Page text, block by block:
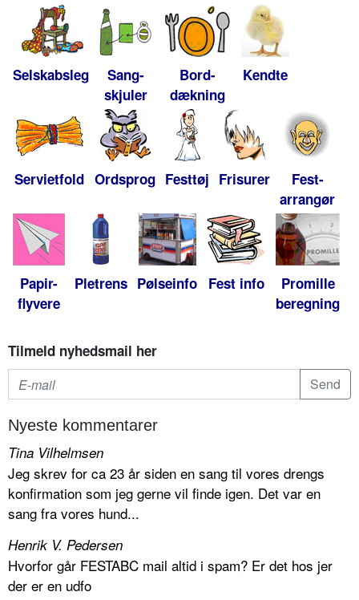
Selskabsleg
Sang-
skjuler
Bord-
dækning
Kendte
Servietfold Ordsprog Festtøj Frisurer
Fest-
arrangør
Papir-
flyvere
Pletrens Pølseinfo Fest info
Promille
beregning
Tilmeld nyhedsmail her
Nyeste kommentarer
Tina Vilhelmsen
Jeg skrev for ca 23 år siden en sang til vores drengs
konfirmation som jeg gerne vil finde igen. Det var en
sang fra vores hund...
Henrik V. Pedersen
Hvorfor går FESTABC mail altid i spam? Er det hos jer
der er en udfo